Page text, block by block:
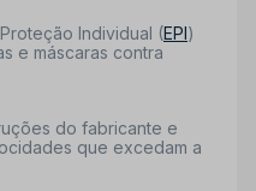
Individual (EPI)
e máscaras contra
do fabricante e
que excedam a